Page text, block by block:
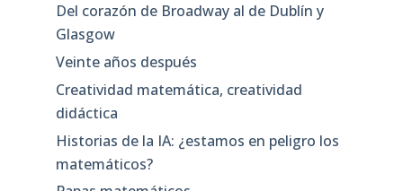
Del corazón de Broadway al de Dublín y
Glasgow
Veinte años después
Creatividad matemática, creatividad
didáctica
Historias de la IA: ¿estamos en peligro los
matemáticos?